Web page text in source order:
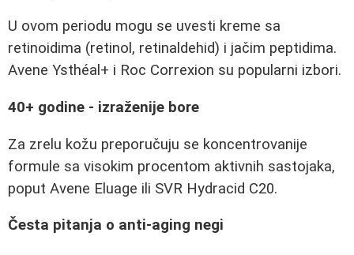
U ovom periodu mogu se uvesti kreme sa
retinoidima (retinol, retinaldehid) i jačim peptidima.
Avene Ysthéal+ i Roc Correxion su popularni izbori.
40+ godine - izraženije bore
Za zrelu kožu preporučuju se koncentrovanije
formule sa visokim procentom aktivnih sastojaka,
poput Avene Eluage ili SVR Hydracid C20.
Česta pitanja o anti-aging negi